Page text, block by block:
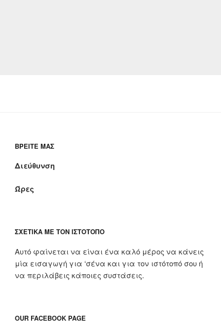
ΒΡΕΊΤΕ ΜΑΣ
Διεύθυνση
Ώρες
ΣΧΕΤΙΚΆ ΜΕ ΤΟΝ ΙΣΤΌΤΟΠΟ
Αυτό φαίνεται να είναι ένα καλό μέρος να κάνεις
μία εισαγωγή για ‘σένα και για τον ιστότοπό σου ή
να περιλάβεις κάποιες συστάσεις.
OUR FACEBOOK PAGE